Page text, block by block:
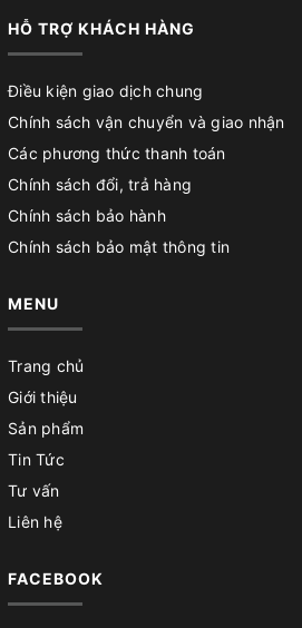
HỖ TRỢ KHÁCH HÀNG
Điều kiện giao dịch chung
Chính sách vận chuyển và giao nhận
Các phương thức thanh toán
Chính sách đổi, trả hàng
Chính sách bảo hành
Chính sách bảo mật thông tin
MENU
Trang chủ
Giới thiệu
Sản phẩm
Tin Tức
Tư vấn
Liên hệ
FACEBOOK